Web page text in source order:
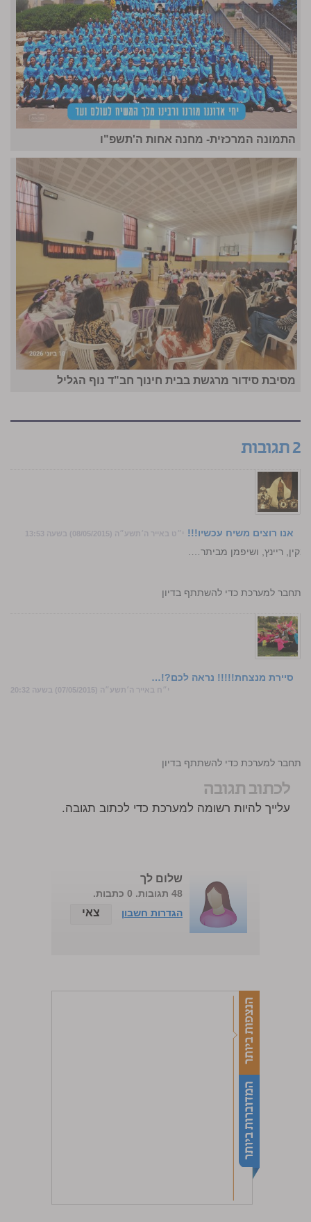
התמונה המרכזית- מחנה אחות ה'תשפ"ו
מסיבת סידור מרגשת בבית חינוך חב"ד נוף הגליל
2 תגובות
אנו רוצים משיח עכשיו!!! י״ט באייר ה׳תשע״ה (08/05/2015) בשעה 13:53
ריינץ, ושיפמן מביתר….
התחבר למערכת כדי להשתתף בדיון
סיירת מנצחת!!!!! נראה לכם?!…
י״ח באייר ה׳תשע״ה (07/05/2015) בשעה 20:32
התחבר למערכת כדי להשתתף בדיון
לכתוב תגובה
עלייך להיות רשומה למערכת כדי לכתוב תגובה.
שלום לך
48 תגובות. 0 כתבות.
הגדרות חשבון
צאי